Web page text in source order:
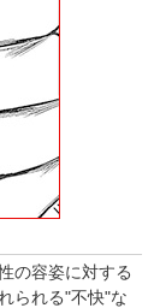
の容姿に対する
られる"不快"な